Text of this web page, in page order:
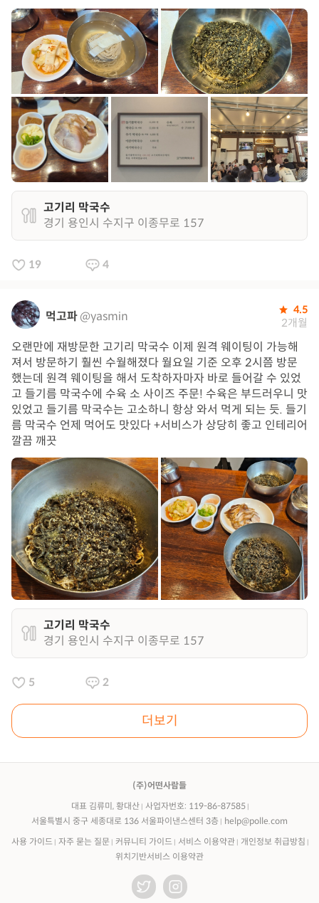
고기리 막국수
경기 용인시 수지구 이종무로 157
19 4
먹고파@yasmin 4.5
2개월
오랜만에 재방문한 고기리 막국수 이제 원격 웨이팅이 가능해
져서 방문하기 훨씬 수월해졌다 월요일 기준 오후 2시쯤 방문
했는데 원격 웨이팅을 해서 도착하자마자 바로 들어갈 수 있었
고 들기름 막국수에 수육 소 사이즈 주문! 수육은 부드러우니 맛
있었고 들기름 막국수는 고소하니 항상 와서 먹게 되는 듯. 들기
름 막국수 언제 먹어도 맛있다 +서비스가 상당히 좋고 인테리어
깔끔 깨끗
고기리 막국수
경기 용인시 수지구 이종무로 157
5 2
더보기
(주)어떤사람들
대표 김류미, 황대산
사업자번호: 119-86-87585
서울특별시 중구 세종대로 136 서울파이낸스센터 3층
help@polle.com
사용 가이드 자주 묻는 질문 커뮤니티 가이드 서비스 이용약관
개인정보 취급방침
위치기반서비스 이용약관